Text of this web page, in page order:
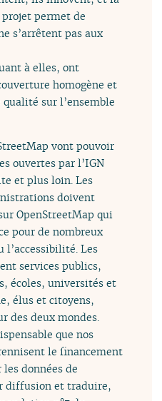
permet de
s’arrêtent pas aux
à elles, ont
homogène et
sur l’ensemble
vont pouvoir
ouvertes par l’IGN
et plus loin. Les
doivent
OpenStreetMap qui
pour de nombreux
l’accessibilité. Les
services publics,
écoles, universités et
élus et citoyens,
des deux mondes.
que nos
le financement
données de
diffusion et traduire,